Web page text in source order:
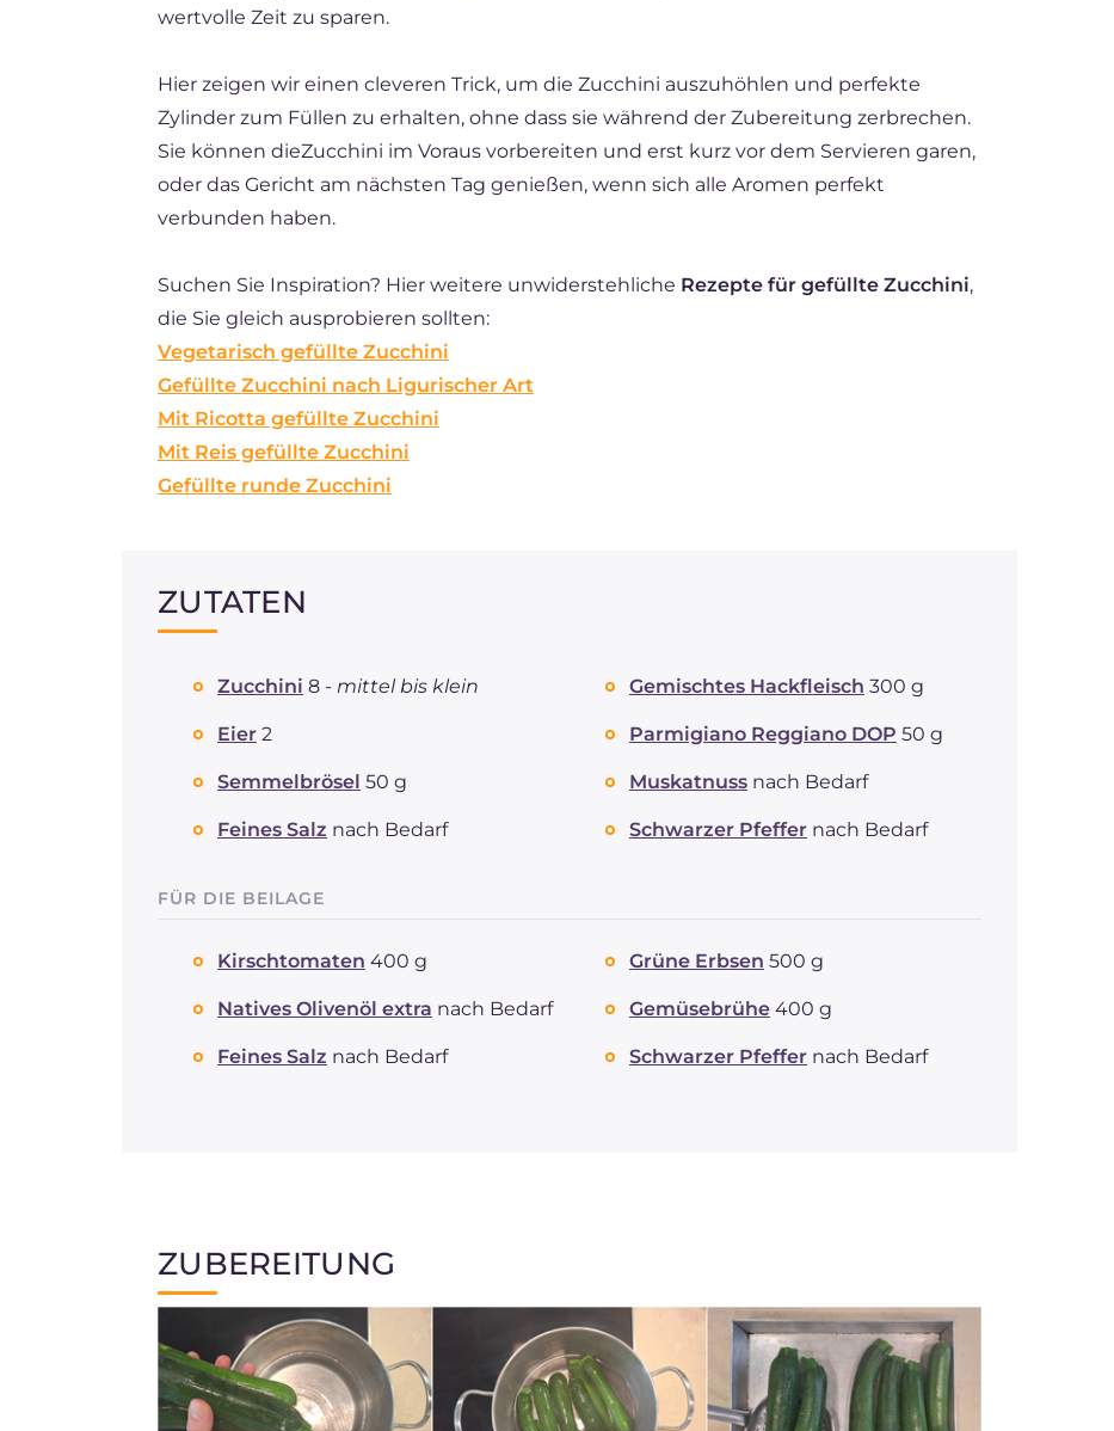
wertvolle Zeit zu sparen.
Hier zeigen wir einen cleveren Trick, um die Zucchini auszuhöhlen und perfekte
Zylinder zum Füllen zu erhalten, ohne dass sie während der Zubereitung zerbrechen.
Sie können dieZucchini im Voraus vorbereiten und erst kurz vor dem Servieren garen,
oder das Gericht am nächsten Tag genießen, wenn sich alle Aromen perfekt
verbunden haben.
Suchen Sie Inspiration? Hier weitere unwiderstehliche Rezepte für gefüllte Zucchini,
die Sie gleich ausprobieren sollten:
Vegetarisch gefüllte Zucchini
Gefüllte Zucchini nach Ligurischer Art
Mit Ricotta gefüllte Zucchini
Mit Reis gefüllte Zucchini
Gefüllte runde Zucchini
ZUTATEN
Zucchini 8 - mittel bis klein Gemischtes Hackfleisch 300 g
Eier 2 Parmigiano Reggiano DOP 50 g
Semmelbrösel 50 g Muskatnuss nach Bedarf
Feines Salz nach Bedarf Schwarzer Pfeffer nach Bedarf
FÜR DIE BEILAGE
Kirschtomaten 400 g Grüne Erbsen 500 g
Natives Olivenöl extra nach Bedarf Gemüsebrühe 400 g
Feines Salz nach Bedarf Schwarzer Pfeffer nach Bedarf
ZUBEREITUNG